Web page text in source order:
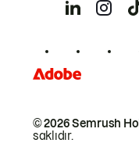
© 2026 Semrush
saklıdır.